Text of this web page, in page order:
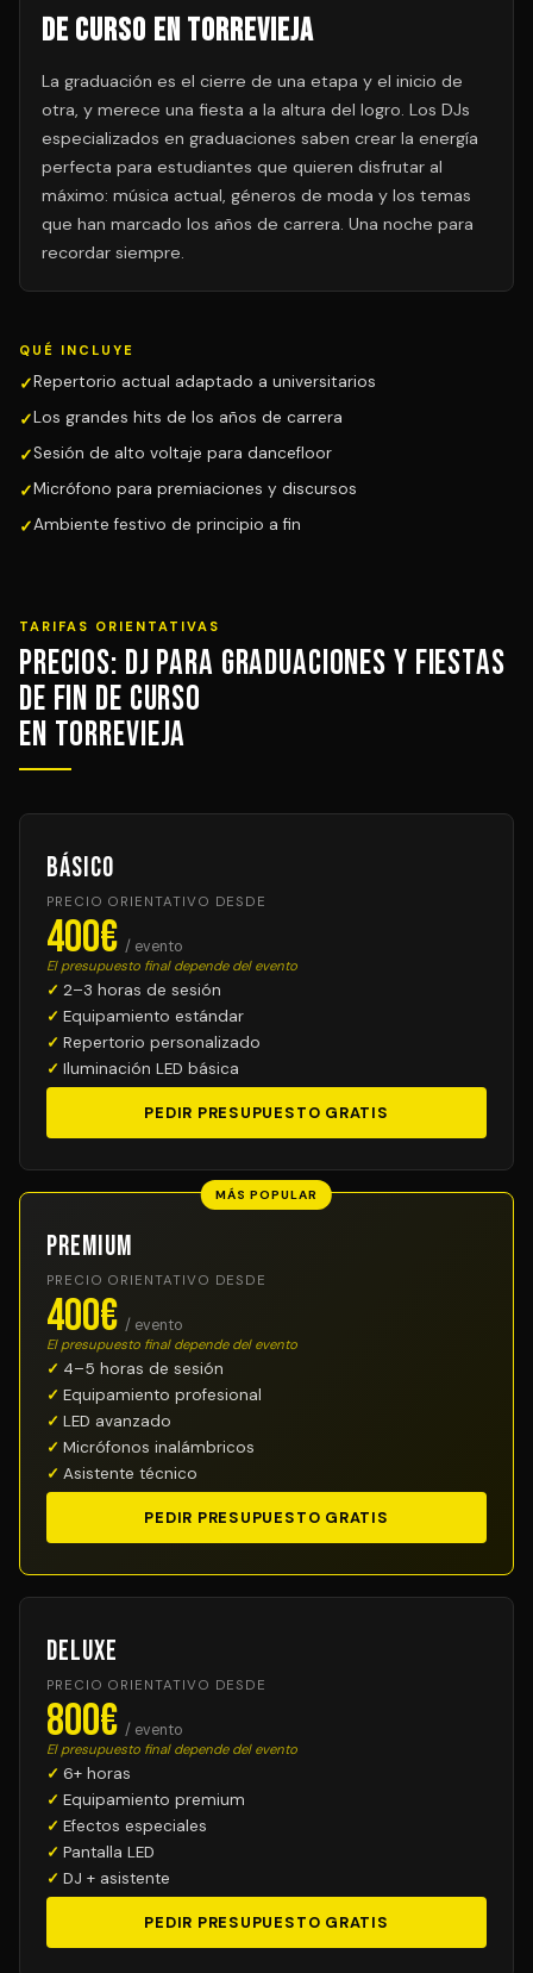
de Curso en Torrevieja
La graduación es el cierre de una etapa y el inicio de
otra, y merece una fiesta a la altura del logro. Los DJs
especializados en graduaciones saben crear la energía
perfecta para estudiantes que quieren disfrutar al
máximo: música actual, géneros de moda y los temas
que han marcado los años de carrera. Una noche para
recordar siempre.
QUÉ INCLUYE
Repertorio actual adaptado a universitarios
Los grandes hits de los años de carrera
Sesión de alto voltaje para dancefloor
Micrófono para premiaciones y discursos
Ambiente festivo de principio a fin
TARIFAS ORIENTATIVAS
Precios: DJ para Graduaciones y Fiestas
de Fin de Curso
en Torrevieja
Básico
PRECIO ORIENTATIVO DESDE
400€ / evento
El presupuesto final depende del evento
2–3 horas de sesión
Equipamiento estándar
Repertorio personalizado
Iluminación LED básica
PEDIR PRESUPUESTO GRATIS
MÁS POPULAR
Premium
PRECIO ORIENTATIVO DESDE
400€ / evento
El presupuesto final depende del evento
4–5 horas de sesión
Equipamiento profesional
LED avanzado
Micrófonos inalámbricos
Asistente técnico
PEDIR PRESUPUESTO GRATIS
Deluxe
PRECIO ORIENTATIVO DESDE
800€ / evento
El presupuesto final depende del evento
6+ horas
Equipamiento premium
Efectos especiales
Pantalla LED
DJ + asistente
PEDIR PRESUPUESTO GRATIS